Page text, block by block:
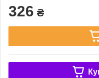
326 ₴